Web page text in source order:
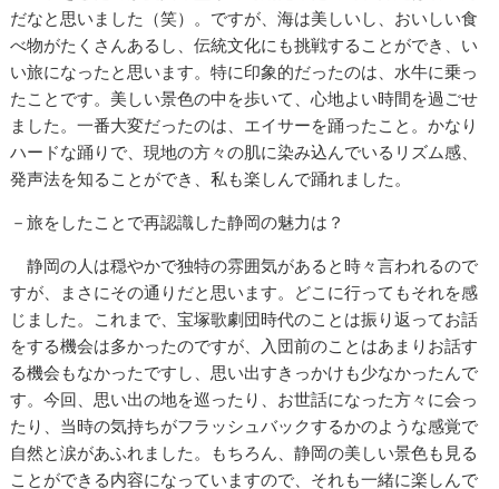
だなと思いました（笑）。ですが、海は美しいし、おいしい食
べ物がたくさんあるし、伝統文化にも挑戦することができ、い
い旅になったと思います。特に印象的だったのは、水牛に乗っ
たことです。美しい景色の中を歩いて、心地よい時間を過ごせ
ました。一番大変だったのは、エイサーを踊ったこと。かなり
ハードな踊りで、現地の方々の肌に染み込んでいるリズム感、
発声法を知ることができ、私も楽しんで踊れました。
－旅をしたことで再認識した静岡の魅力は？
静岡の人は穏やかで独特の雰囲気があると時々言われるので
すが、まさにその通りだと思います。どこに行ってもそれを感
じました。これまで、宝塚歌劇団時代のことは振り返ってお話
をする機会は多かったのですが、入団前のことはあまりお話す
る機会もなかったですし、思い出すきっかけも少なかったんで
す。今回、思い出の地を巡ったり、お世話になった方々に会っ
たり、当時の気持ちがフラッシュバックするかのような感覚で
自然と涙があふれました。もちろん、静岡の美しい景色も見る
ことができる内容になっていますので、それも一緒に楽しんで